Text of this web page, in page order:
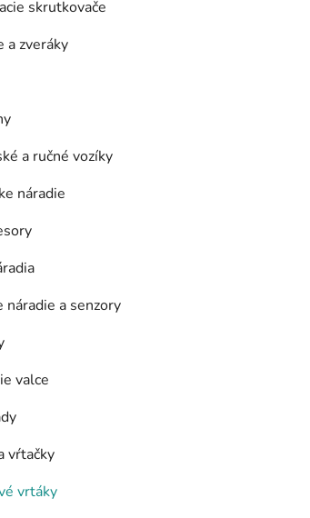
skrutkovače
a zveráky
a ručné vozíky
náradie
náradie a senzory
valce
vŕtačky
vrtáky